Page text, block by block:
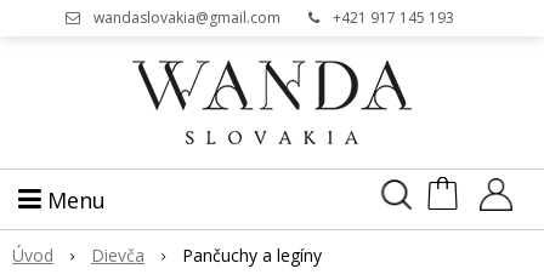
wandaslovakia@gmail.com +421 917 145 193
Menu
Úvod Dievča Pančuchy a legíny